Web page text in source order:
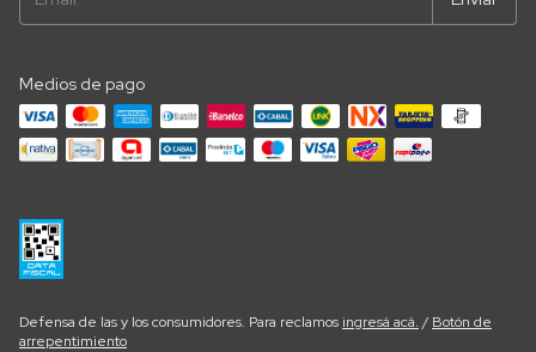
Medios de pago
Defensa de las y los consumidores. Para reclamosingresá acá. / Botón de
arrepentimiento